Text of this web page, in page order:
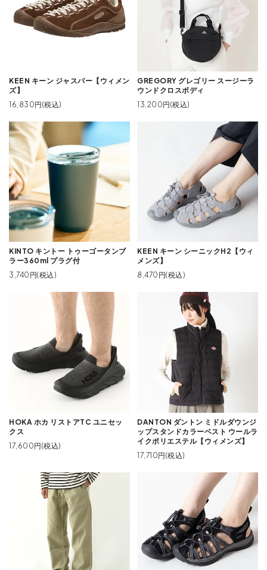
KEEN キーン ジャスパー【ウィメン
ズ】
16,830円(税込)
GREGORY グレゴリー スージーラ
ウンドクロスボディ
13,200円(税込)
KINTO キントー トゥーゴータンブ
ラー360ml プラグ付
3,740円(税込)
KEEN キーン シーニックH2【ウィ
メンズ】
8,470円(税込)
HOKA ホカ リストアTC ユニセッ
クス
17,600円(税込)
DANTON ダントン ミドルダウンジ
ップスタンドカラーベスト ウールラ
イクポリエステル【ウィメンズ】
17,710円(税込)